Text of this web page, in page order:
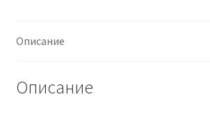
LSZH
Bianco,
L.
Описание
Описание